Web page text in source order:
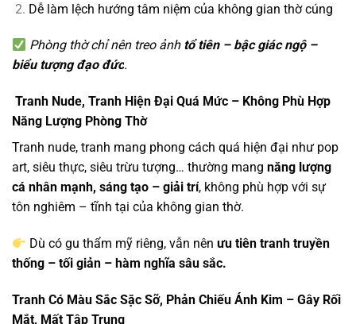
Dễ làm lệch hướng tâm niệm của không gian thờ cúng
Phòng thờ chỉ nên treo ảnh tổ tiên – bậc giác ngộ –
biểu tượng đạo đức.
Tranh Nude, Tranh Hiện Đại Quá Mức – Không Phù Hợp
Năng Lượng Phòng Thờ
Tranh nude, tranh mang phong cách quá hiện đại như pop
art, siêu thực, siêu trừu tượng… thường mang năng lượng
cá nhân mạnh, sáng tạo – giải trí, không phù hợp với sự
tôn nghiêm – tĩnh tại của không gian thờ.
Dù có gu thẩm mỹ riêng, vẫn nênưu tiên tranh truyền
thống – tối giản – hàm nghĩa sâu sắc.
Tranh Có Màu Sắc Sặc Sỡ, Phản Chiếu Ánh Kim – Gây Rối
Mắt, Mất Tập Trung